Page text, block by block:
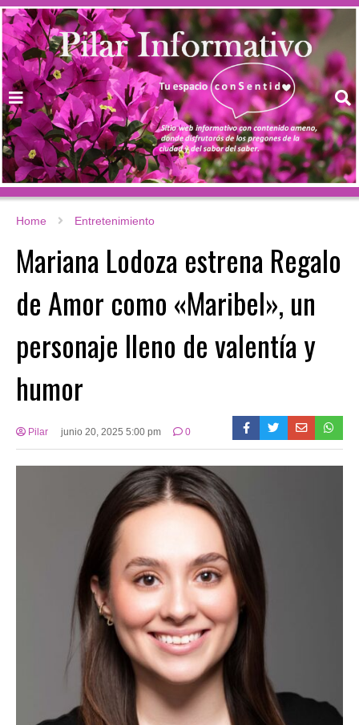
Home Entretenimiento
Mariana Lodoza estrena Regalo
de Amor como «Maribel», un
personaje lleno de valentía y
humor
Pilar junio 20, 2025 5:00 pm 0